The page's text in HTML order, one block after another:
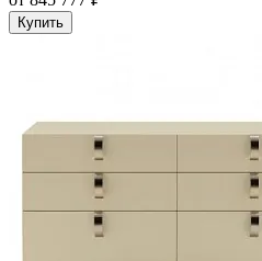
Купить